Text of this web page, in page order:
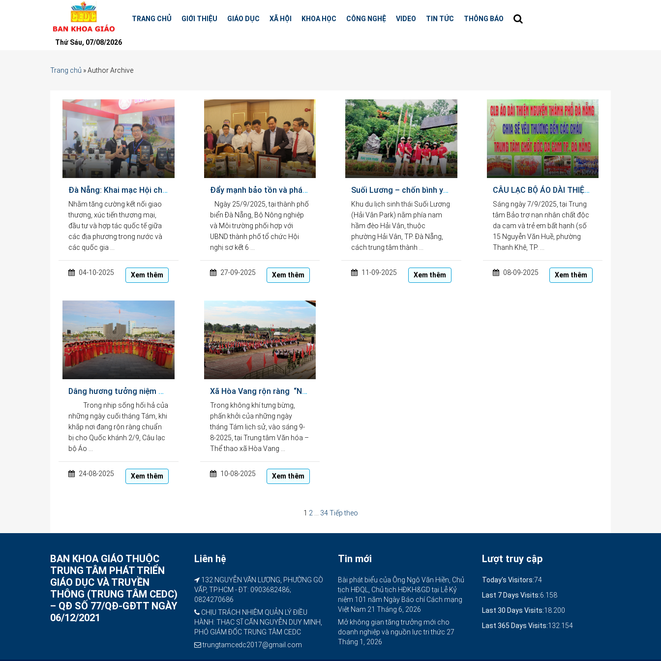
TRANG CHỦ GIỚI THIỆU GIÁO DỤC XÃ HỘI KHOA HỌC CÔNG NGHỆ VIDEO TIN TỨC THÔNG BÁO
Thứ Sáu, 07/08/2026
Trang chủ »Author Archive
Đà Nẵng: Khai mạc Hội chợ quốc tế Thương mại, du lịch và đầu tư Hành lang kinh tế Đông Tây (EWEC) – 2025
Nhằm tăng cường kết nối giao
thương, xúc tiến thương mại,
đầu tư và hợp tác quốc tế giữa
các địa phương trong nước và
các quốc gia …
04-10-2025 Xem thêm
Đẩy mạnh bảo tồn và phát triển làng nghề Việt Nam trong giai đoạn mới
Ngày 25/9/2025, tại thành phố
biển Đà Nẵng, Bộ Nông nghiệp
và Môi trường phối hợp với
UBND thành phố tổ chức Hội
nghị sơ kết 6 …
27-09-2025 Xem thêm
Suối Lương – chốn bình yên níu bước chân du khách
Khu du lịch sinh thái Suối Lương
(Hải Vân Park) nằm phía nam
hầm đèo Hải Vân, thuộc
phường Hải Vân, TP. Đà Nẵng,
cách trung tâm thành …
11-09-2025 Xem thêm
CÂU LẠC BỘ ÁO DÀI THIỆN NGUYỆN TP. ĐÀ NẴNG TẶNG QUÀ CHO TRẺ EM NHIỄM CHẤT ĐỘC MÀU DA CAM VÀ TRẺ EM BẤT HẠNH
Sáng ngày 7/9/2025, tại Trung
tâm Bảo trợ nạn nhân chất độc
da cam và trẻ em bất hạnh (số
15 Nguyễn Văn Huề, phường
Thanh Khê, TP. …
08-09-2025 Xem thêm
Dâng hương tưởng niệm – Tấm lòng tri ân của Câu lạc bộ Áo dài Thiện nguyện Đà Nẵng
Trong nhịp sống hối hả của
những ngày cuối tháng Tám, khi
khắp nơi đang rộn ràng chuẩn
bị cho Quốc khánh 2/9, Câu lạc
bộ Áo …
24-08-2025 Xem thêm
Xã Hòa Vang rộn ràng “Ngày hội Toàn dân bảo vệ an ninh Tổ quốc” năm 2025
Trong không khí tưng bừng,
phấn khởi của những ngày
tháng Tám lịch sử, vào sáng 9-
8-2025, tại Trung tâm Văn hóa –
Thể thao xã Hòa Vang …
10-08-2025 Xem thêm
viết
1 2 34 Tiếp theo
BAN KHOA GIÁO THUỘC
TRUNG TÂM PHÁT TRIỂN
GIÁO DỤC VÀ TRUYỀN
THÔNG (TRUNG TÂM CEDC)
– QĐ SỐ 77/QĐ-GĐTT NGÀY
06/12/2021
Liên hệ
132 NGUYỄN VĂN LƯỢNG, PHƯỜNG GÒ
VẤP, TP.HCM - ĐT: 0903682486;
0824270686
CHỊU TRÁCH NHIỆM QUẢN LÝ ĐIỀU
HÀNH: THẠC SĨ CẤN NGUYỄN DUY MINH,
PHÓ GIÁM ĐỐC TRUNG TÂM CEDC
trungtamcedc2017@gmail.com
Tin mới
Bài phát biểu của Ông Ngô Văn Hiền, Chủ
tịch HĐQL, Chủ tịch HĐKH&GD tại Lễ Kỷ
niệm 101 năm Ngày Báo chí Cách mạng
Việt Nam 21 Tháng 6, 2026
Mở không gian tăng trưởng mới cho
doanh nghiệp và nguồn lực tri thức 27
Tháng 1, 2026
Lượt truy cập
Today's Visitors:74
Last 7 Days Visits:6.158
Last 30 Days Visits:18.200
Last 365 Days Visits:132.154